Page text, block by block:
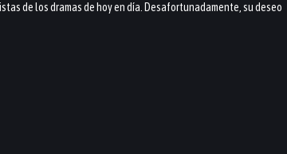
de los dramas de hoy en día. Desafortunadamente, su deseo